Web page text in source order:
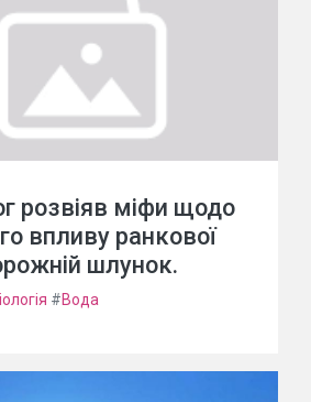
розвіяв міфи щодо
впливу ранкової
шлунок.
#Вода